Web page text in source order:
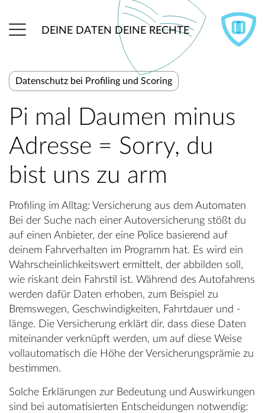
DEINE DATEN DEINE RECHTE
Datenschutz bei Profiling und Scoring
Pi mal Daumen minus
Adresse = Sorry, du
bist uns zu arm
Profiling im Alltag: Versicherung aus dem Automaten
Bei der Suche nach einer Autoversicherung stößt du
auf einen Anbieter, der eine Police basierend auf
deinem Fahrverhalten im Programm hat. Es wird ein
Wahrscheinlichkeitswert ermittelt, der abbilden soll,
wie riskant dein Fahrstil ist. Während des Autofahrens
werden dafür Daten erhoben, zum Beispiel zu
Bremswegen, Geschwindigkeiten, Fahrtdauer und -
länge. Die Versicherung erklärt dir, dass diese Daten
miteinander verknüpft werden, um auf diese Weise
vollautomatisch die Höhe der Versicherungsprämie zu
bestimmen.
Solche Erklärungen zur Bedeutung und Auswirkungen
sind bei automatisierten Entscheidungen notwendig: